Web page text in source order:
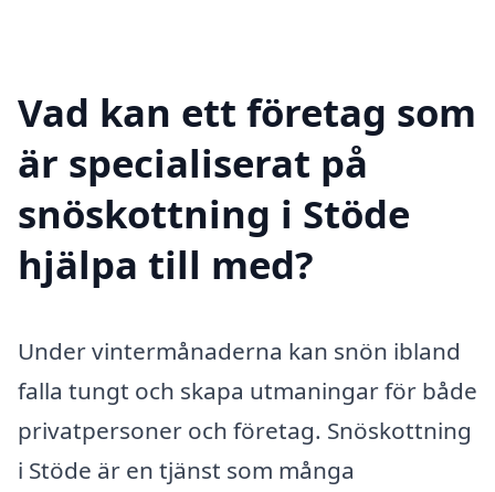
Vad kan ett företag som
är specialiserat på
snöskottning i Stöde
hjälpa till med?
Under vintermånaderna kan snön ibland
falla tungt och skapa utmaningar för både
privatpersoner och företag. Snöskottning
i Stöde är en tjänst som många